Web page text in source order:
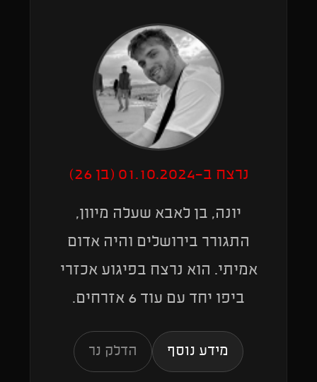
נרצח ב-01.10.2024 (בן 26)
יונה, בן לאבא שעלה מיוון,
התגורר בירושלים והיה אדום
אמיתי. הוא נרצח בפיגוע אכזרי
ביפו יחד עם עוד 6 אזרחים.
מידע נוסף הדלק נר